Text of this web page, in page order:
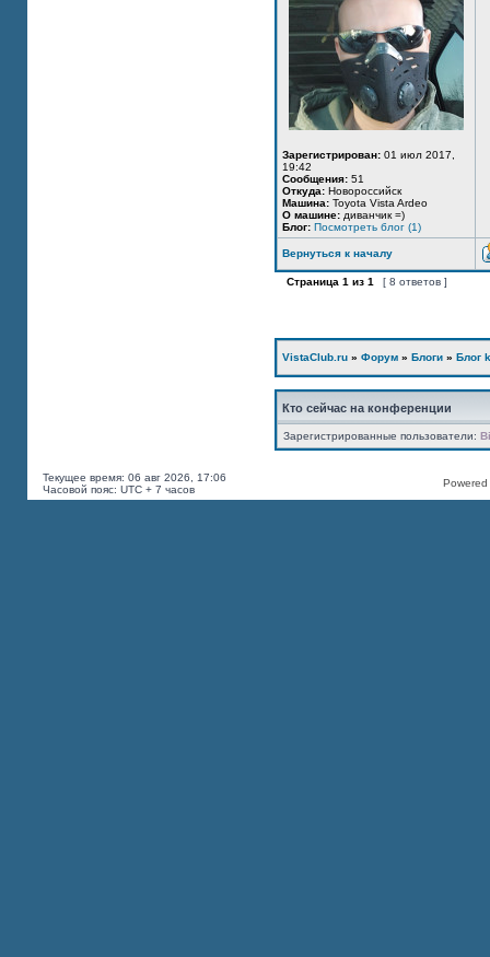
Зарегистрирован: 01 июл 2017,
19:42
Сообщения: 51
Откуда: Новороссийск
Машина: Toyota Vista Ardeo
О машине: диванчик =)
Блог: Посмотреть блог (1)
Вернуться к началу
Страница 1 из 1 [ 8 ответов ]
VistaClub.ru » Форум » Блоги » Блог
Кто сейчас на конференции
Зарегистрированные пользователи:
Текущее время: 06 авг 2026, 17:06
Часовой пояс: UTC + 7 часов